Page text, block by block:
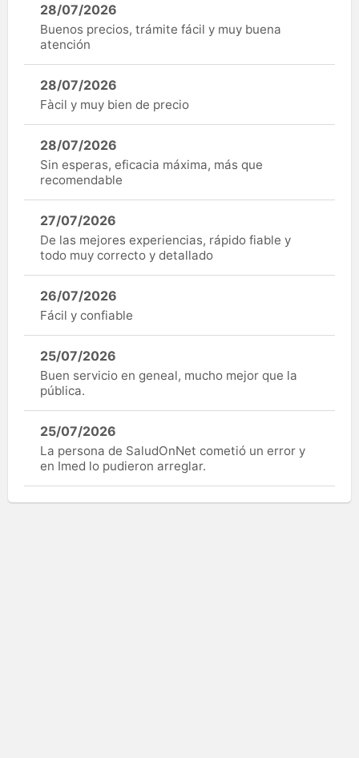
28/07/2026
Buenos precios, trámite fácil y muy buena
atención
28/07/2026
Fàcil y muy bien de precio
28/07/2026
Sin esperas, eficacia máxima, más que
recomendable
27/07/2026
De las mejores experiencias, rápido fiable y
todo muy correcto y detallado
26/07/2026
Fácil y confiable
25/07/2026
Buen servicio en geneal, mucho mejor que la
pública.
25/07/2026
La persona de SaludOnNet cometió un error y
en Imed lo pudieron arreglar.